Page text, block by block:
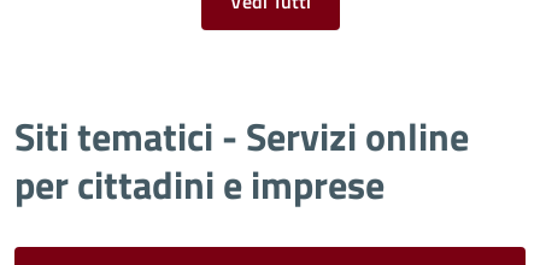
Siti tematici - Servizi online
per cittadini e imprese